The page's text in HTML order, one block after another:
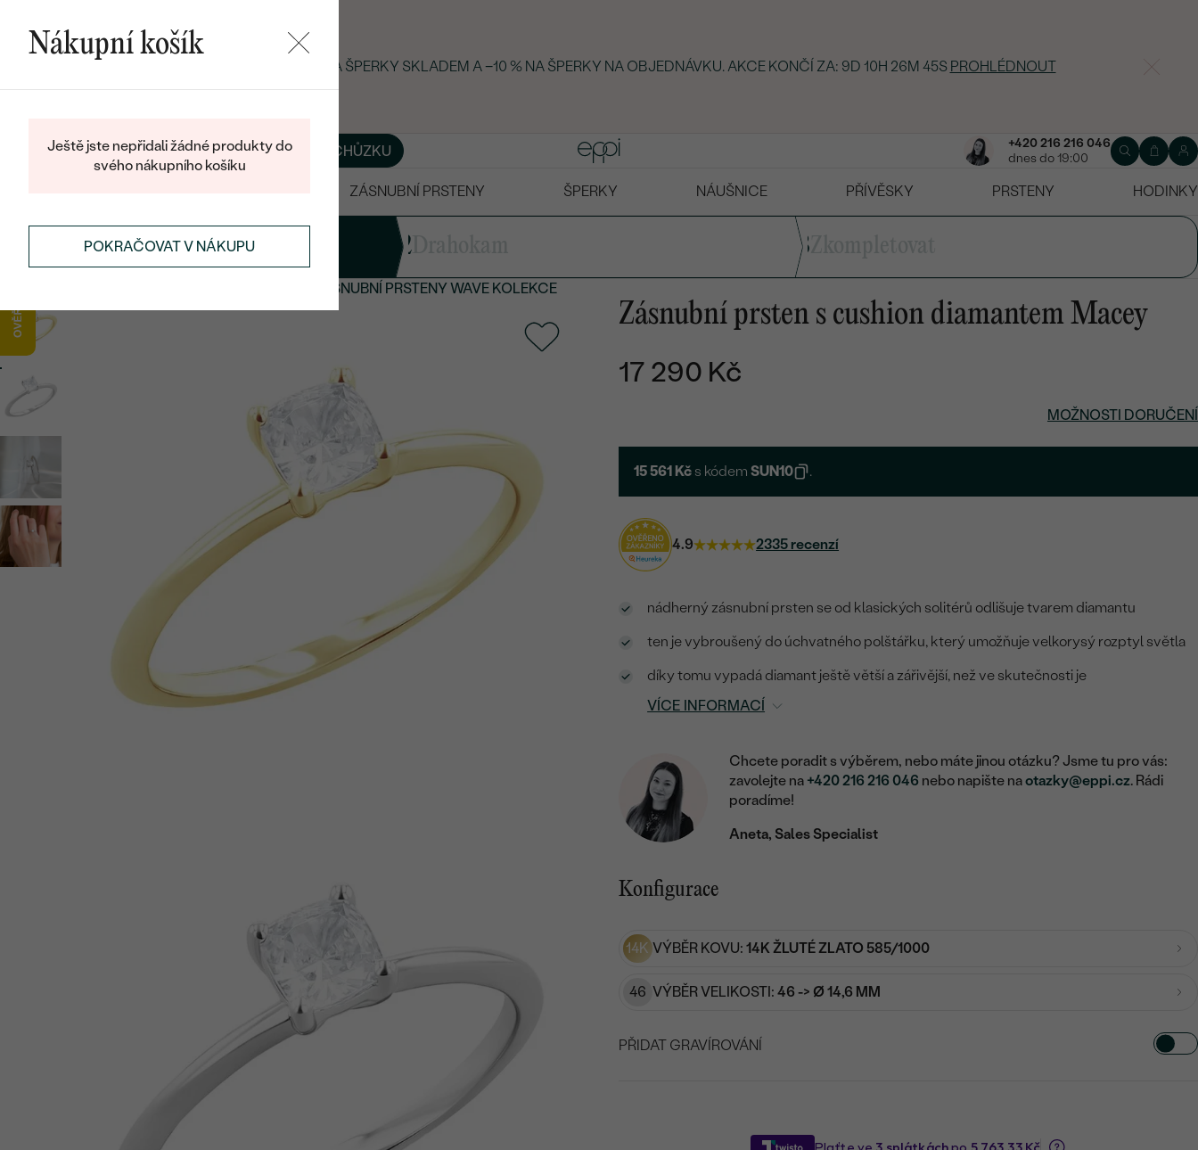
LETNÍ BLACK FRIDAY: −25 % NA ŠPERKY SKLADEM A −10 % NA ŠPERKY NA OBJEDNÁVKU. AKCE KONČÍ ZA: 9D 10H 26M 44S PROHLÉDNOUT
BLOGŠPERKY NA MÍRU DOMLUVIT SI SCHŮZKU
+420 216 216 046
dnes do 19:00
ZÁSNUBNÍ PRSTENY ŠPERKY NÁUŠNICE PŘÍVĚSKY PRSTENY HODINKY
2 3
ZÁSNUBNÍ PRSTENYWAVE KOLEKCE
Zásnubní prsten s cushion diamantem Macey
17 290 Kč
MOŽNOSTI DORUČENÍ
15 561 Kč s kódemSUN10 .
4.9 2335 recenzí
nádherný zásnubní prsten se od klasických solitérů odlišuje tvarem diamantu
ten je vybroušený do úchvatného polštářku, který umožňuje velkorysý rozptyl světla
díky tomu vypadá diamant ještě větší a zářivější, než ve skutečnosti je
VÍCE INFORMACÍ
Chcete poradit s výběrem, nebo máte jinou otázku? Jsme tu pro vás:
zavolejte na +420 216 216 046 nebo napište naotazky@eppi.cz. Rádi
poradíme!
Aneta, Sales Specialist
Konfigurace
14K VÝBĚR KOVU: 14K ŽLUTÉ ZLATO 585/1000
46 VÝBĚR VELIKOSTI: 46 -> Ø 14,6 MM
PŘIDAT GRAVÍROVÁNÍ
Nákupní košík
Ještě jste nepřidali žádné produkty do
svého nákupního košíku
POKRAČOVAT V NÁKUPU